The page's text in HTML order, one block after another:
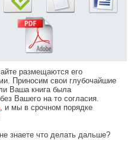
размещаются его
Приносим свои глубочайшие
Ваша книга была
Вашего на то согласия.
, и мы в срочном порядке
знаете что делать дальше?